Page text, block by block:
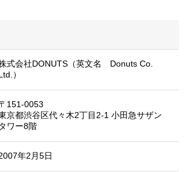
式会社DONUTS（英文名 Donuts Co.
）
151-0053
京都渋谷区代々木2丁目2-1 小田急サザン
タワー8階
年2月5日